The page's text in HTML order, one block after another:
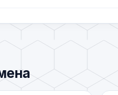
(BEP20)
(POLYGON)
(SOL)